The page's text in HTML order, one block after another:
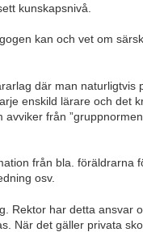
kunskapsnivå.
kan och vet om
där man naturligtvis
enskild lärare och det
från
från bla. föräldrarna
osv.
Rektor har detta ansvar
När det gäller privata